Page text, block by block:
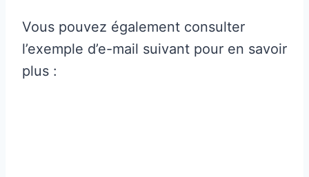
Vous pouvez également consulter
l’exemple d’e-mail suivant pour en savoir
plus :